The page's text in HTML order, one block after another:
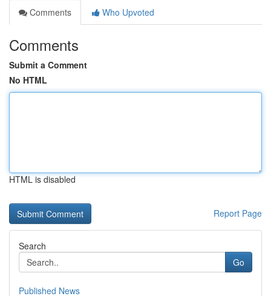
Comments
Who Upvoted
Comments
Submit a Comment
No HTML
HTML is disabled
Report Page
Search
Go
Published News